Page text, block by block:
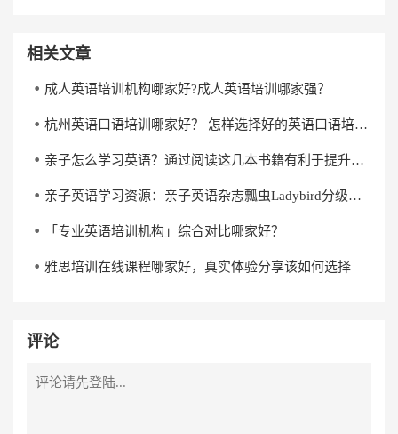
相关文章
成人英语培训机构哪家好?成人英语培训哪家强？
杭州英语口语培训哪家好？ 怎样选择好的英语口语培训机构？
亲子怎么学习英语？通过阅读这几本书籍有利于提升英语水平
亲子英语学习资源：亲子英语杂志瓢虫Ladybird分级阅读《杰克与魔克》下载
「专业英语培训机构」综合对比哪家好？
雅思培训在线课程哪家好，真实体验分享该如何选择
评论